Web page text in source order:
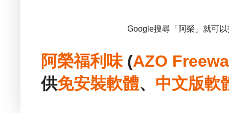
Google搜尋「阿榮」就可
阿榮福利味(AZO
供免安裝軟體、 中文版軟